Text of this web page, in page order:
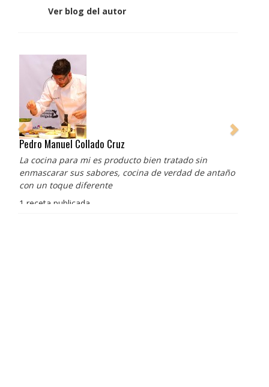
Ver blog del autor
Pedro Manuel Collado Cruz
La cocina para mi es producto bien tratado sin
enmascarar sus sabores, cocina de verdad de antaño
con un toque diferente
1 receta publicada